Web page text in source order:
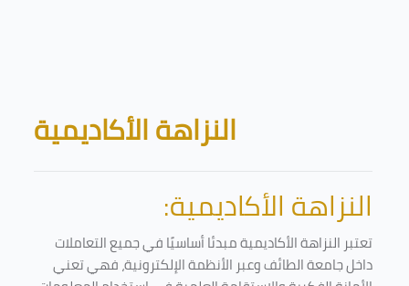
Blocks
النزاهة الأكاديمية
النزاهة الأكاديمية:
تعتبر النزاهة الأكاديمية مبدئا أساسيًا في جميع التعاملات
داخل جامعة الطائف وعبر الأنظمة الإلكترونية، فهي تعني